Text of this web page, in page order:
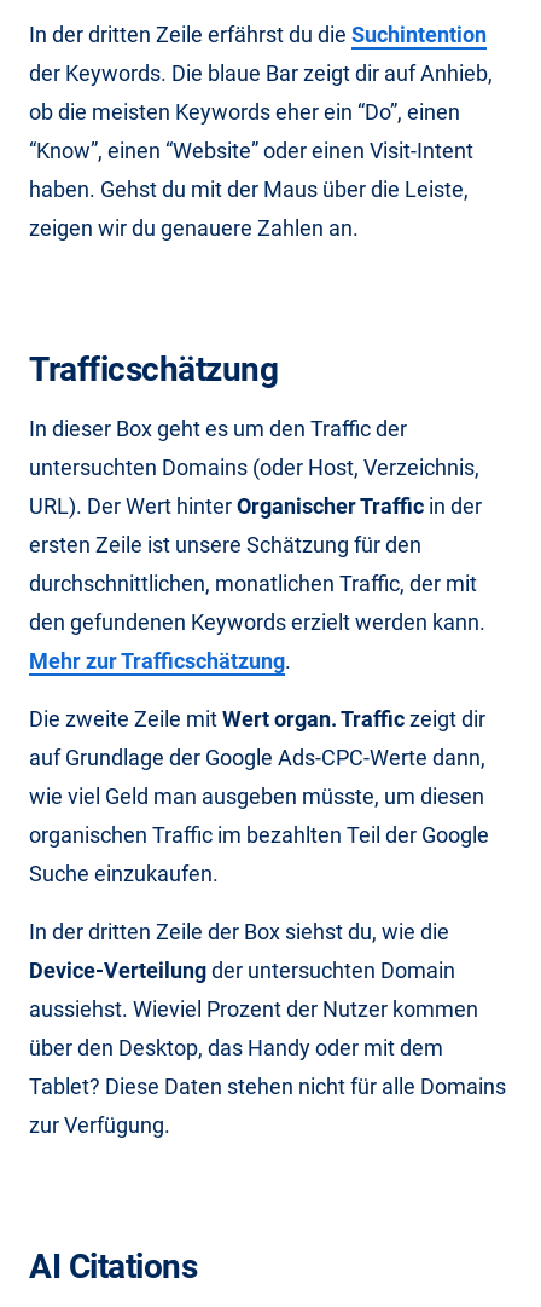
In der dritten Zeile erfährst du die Suchintention
der Keywords. Die blaue Bar zeigt dir auf Anhieb,
ob die meisten Keywords eher ein “Do”, einen
“Know”, einen “Website” oder einen Visit-Intent
haben. Gehst du mit der Maus über die Leiste,
zeigen wir du genauere Zahlen an.
Trafficschätzung
In dieser Box geht es um den Traffic der
untersuchten Domains (oder Host, Verzeichnis,
URL). Der Wert hinterOrganischer Traffic in der
ersten Zeile ist unsere Schätzung für den
durchschnittlichen, monatlichen Traffic, der mit
den gefundenen Keywords erzielt werden kann.
Mehr zur Trafficschätzung.
Die zweite Zeile mitWert organ. Trafficzeigt dir
auf Grundlage der Google Ads-CPC-Werte dann,
wie viel Geld man ausgeben müsste, um diesen
organischen Traffic im bezahlten Teil der Google
Suche einzukaufen.
In der dritten Zeile der Box siehst du, wie die
Device-Verteilungder untersuchten Domain
aussiehst. Wieviel Prozent der Nutzer kommen
über den Desktop, das Handy oder mit dem
Tablet? Diese Daten stehen nicht für alle Domains
zur Verfügung.
AI Citations